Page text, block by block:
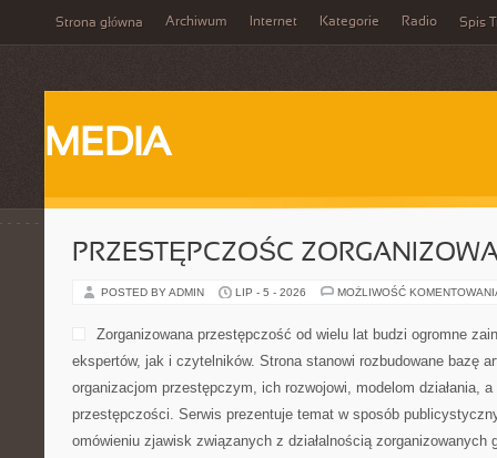
Strona główna Archiwum Internet Kategorie Radio Spis
MEDIA
PRZESTĘPCZOŚC
POSTED BY ADMIN LIP - 5 - 2026 MOŻLIWOŚĆ
Zorganizowana przestępczość od wielu lat budzi ogromne
ekspertów, jak i czytelników. Strona stanowi rozbudowane bazę
organizacjom przestępczym, ich rozwojowi, modelom działania,
przestępczości. Serwis prezentuje temat w sposób
omówieniu zjawisk związanych z działalnością zorganizowanych